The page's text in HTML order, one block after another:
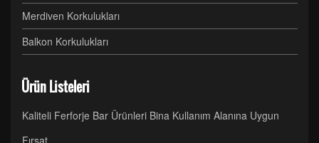
Merdiven Korkulukları
Balkon Korkulukları
Ürün Listeleri
Kaliteli Ferforje Bar Ürünleri Bina Kullanım Alanına Uygun
Fırsat